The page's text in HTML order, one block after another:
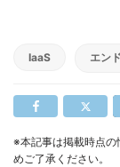
IaaS エン
※本記事は掲載時点の
めご了承ください。